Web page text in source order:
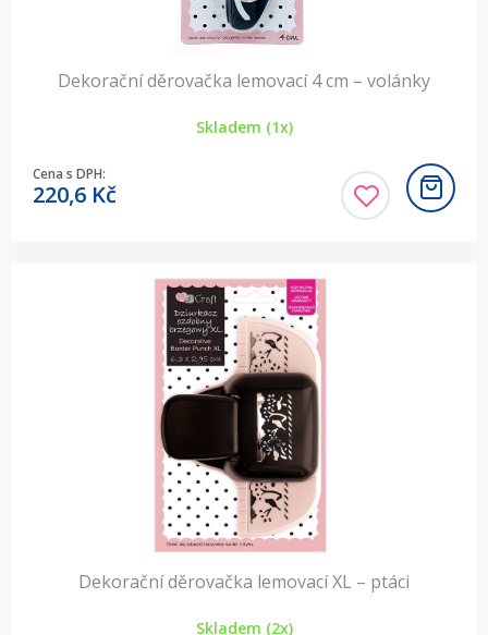
Dekorační děrovačka lemovací 4 cm – volánky
Skladem (1x)
Cena s DPH:
220,6 Kč
Dekorační děrovačka lemovací XL – ptáci
Skladem (2x)